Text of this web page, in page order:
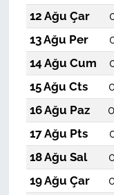
12 Ağu Çar
13 Ağu Per
14 Ağu Cum
15 Ağu Cts
16 Ağu Paz
17 Ağu Pts
18 Ağu Sal
19 Ağu Çar